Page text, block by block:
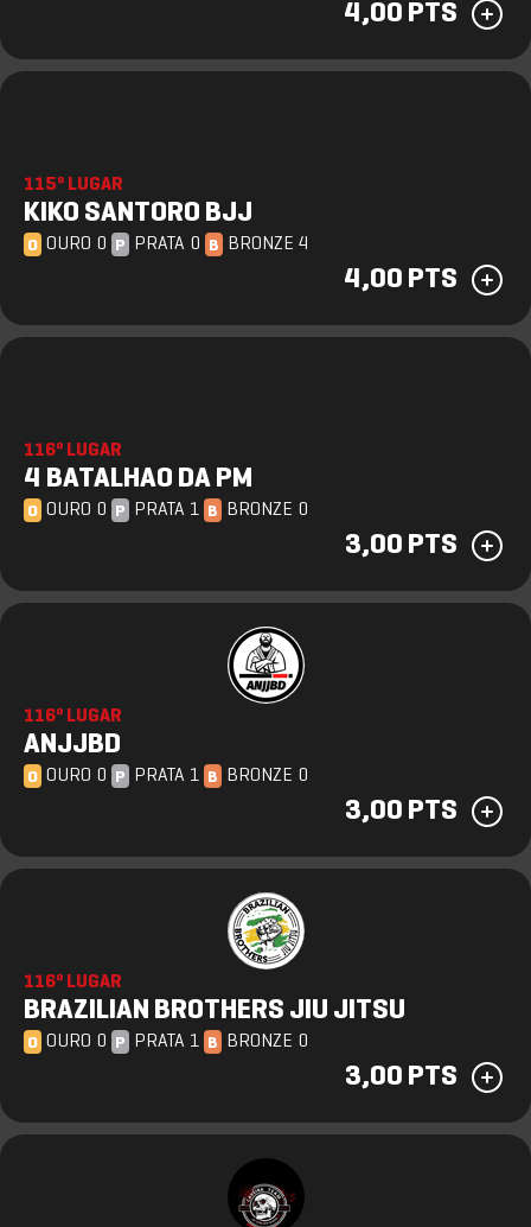
4,00 PTS
115º LUGAR
KIKO SANTORO BJJ
O OURO 0 P PRATA 0 B BRONZE 4
4,00 PTS
116º LUGAR
4 BATALHAO DA PM
O OURO 0 P PRATA 1 B BRONZE 0
3,00 PTS
116º LUGAR
ANJJBD
O OURO 0 P PRATA 1 B BRONZE 0
3,00 PTS
116º LUGAR
BRAZILIAN BROTHERS JIU JITSU
O OURO 0 P PRATA 1 B BRONZE 0
3,00 PTS